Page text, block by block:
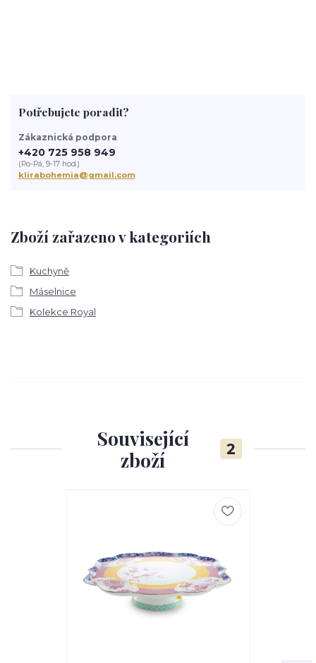
Zboží zařazeno v kategoriích
Kuchyně
Máselnice
Kolekce Royal
Potřebujete poradit?
Zákaznická podpora
+420 725 958 949
(Po-Pá, 9-17 hod.)
klirabohemia@gmail.com
Související
zboží
2